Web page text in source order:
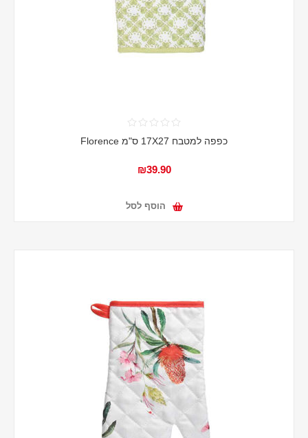
כפפה למטבח 17X27 ס"מ Florence
₪39.90
הוסף לסל